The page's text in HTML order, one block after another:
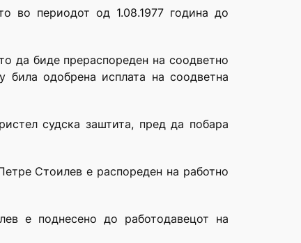
во периодот од 1.08.1977 година до
да биде прераспореден на соодветно
била одобрена исплата на соодветна
судска заштита, пред да побара
Стоилев е распореден на работно
е поднесено до работодавецот на